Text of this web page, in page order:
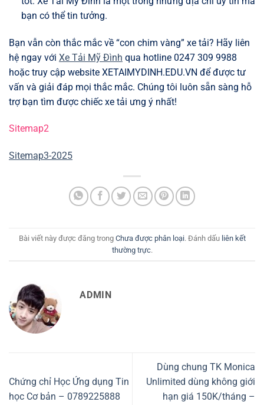
bạn có thể tin tưởng.
Bạn vẫn còn thắc mắc về “con chim vàng” xe tải? Hãy liên
hệ ngay với Xe Tải Mỹ Đình qua hotline 0247 309 9988
hoặc truy cập website XETAIMYDINH.EDU.VN để được tư
vấn và giải đáp mọi thắc mắc. Chúng tôi luôn sẵn sàng hỗ
trợ bạn tìm được chiếc xe tải ưng ý nhất!
Sitemap2
Sitemap3-2025
Bài viết này được đăng trong Chưa được phân loại. Đánh dấu liên kết
thường trực.
ADMIN
Chứng chỉ Học Ứng dụng Tin
học Cơ bản – 0789225888
Dùng chung TK Monica
Unlimited dùng không giới
hạn giá 150K/tháng –